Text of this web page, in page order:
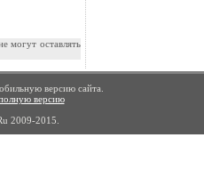
могут оставлять
версию сайта.
версию
2009-2015.